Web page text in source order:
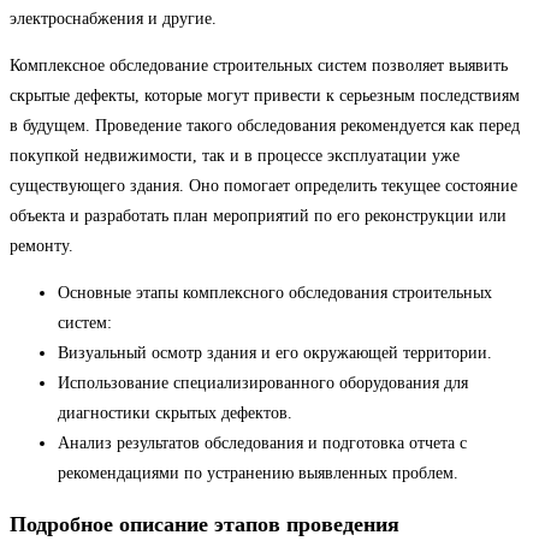
электроснабжения и другие.
Комплексное обследование строительных систем позволяет выявить
скрытые дефекты, которые могут привести к серьезным последствиям
в будущем. Проведение такого обследования рекомендуется как перед
покупкой недвижимости, так и в процессе эксплуатации уже
существующего здания. Оно помогает определить текущее состояние
объекта и разработать план мероприятий по его реконструкции или
ремонту.
Основные этапы комплексного обследования строительных
систем:
Визуальный осмотр здания и его окружающей территории.
Использование специализированного оборудования для
диагностики скрытых дефектов.
Анализ результатов обследования и подготовка отчета с
рекомендациями по устранению выявленных проблем.
Подробное описание этапов проведения